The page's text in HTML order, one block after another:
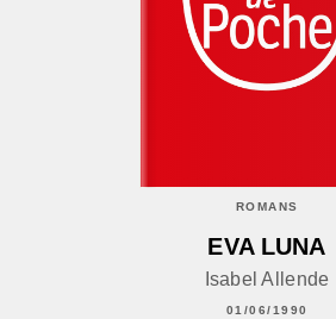
ROMANS
EVA LUNA
Isabel Allende
01/06/1990